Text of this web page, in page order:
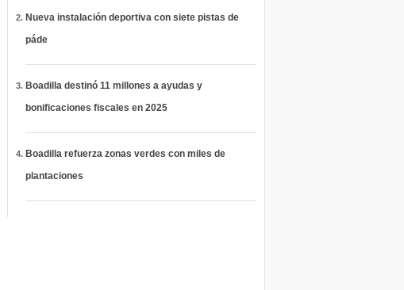
Nueva instalación deportiva con siete pistas de
páde
Boadilla destinó 11 millones a ayudas y
bonificaciones fiscales en 2025
Boadilla refuerza zonas verdes con miles de
plantaciones